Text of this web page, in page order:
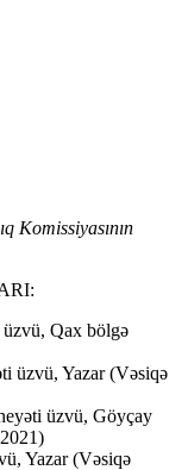
Komissiyasının
Qax bölgə
üzvü, Yazar (Vəsiqə
üzvü, Göyçay
Yazar (Vəsiqə